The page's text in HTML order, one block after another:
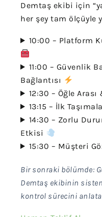
Demtaş ekibi için
her şey tam ölçüyle
10:00 – Platform
11:00 – Güvenlik
Bağlantısı
12:30 – Öğle
13:15 – İlk
14:30 – Zorlu
Etkisi
15:30 – Müşteri
Bir sonraki bölümde:
Demtaş ekibinin
kontrol sürecini